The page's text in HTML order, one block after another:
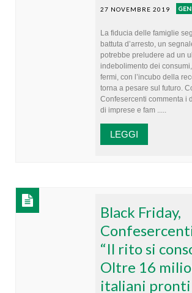
27 NOVEMBRE 2019
La fiducia delle famiglie
battuta d’arresto, un
potrebbe preludere ad un
indebolimento dei
fermi, con l’incubo della
torna a pesare sul futuro.
Confesercenti commenta i
di imprese e fam .....
LEGGI
Black Friday,
“Il rito si
Oltre 16
italiani pronti